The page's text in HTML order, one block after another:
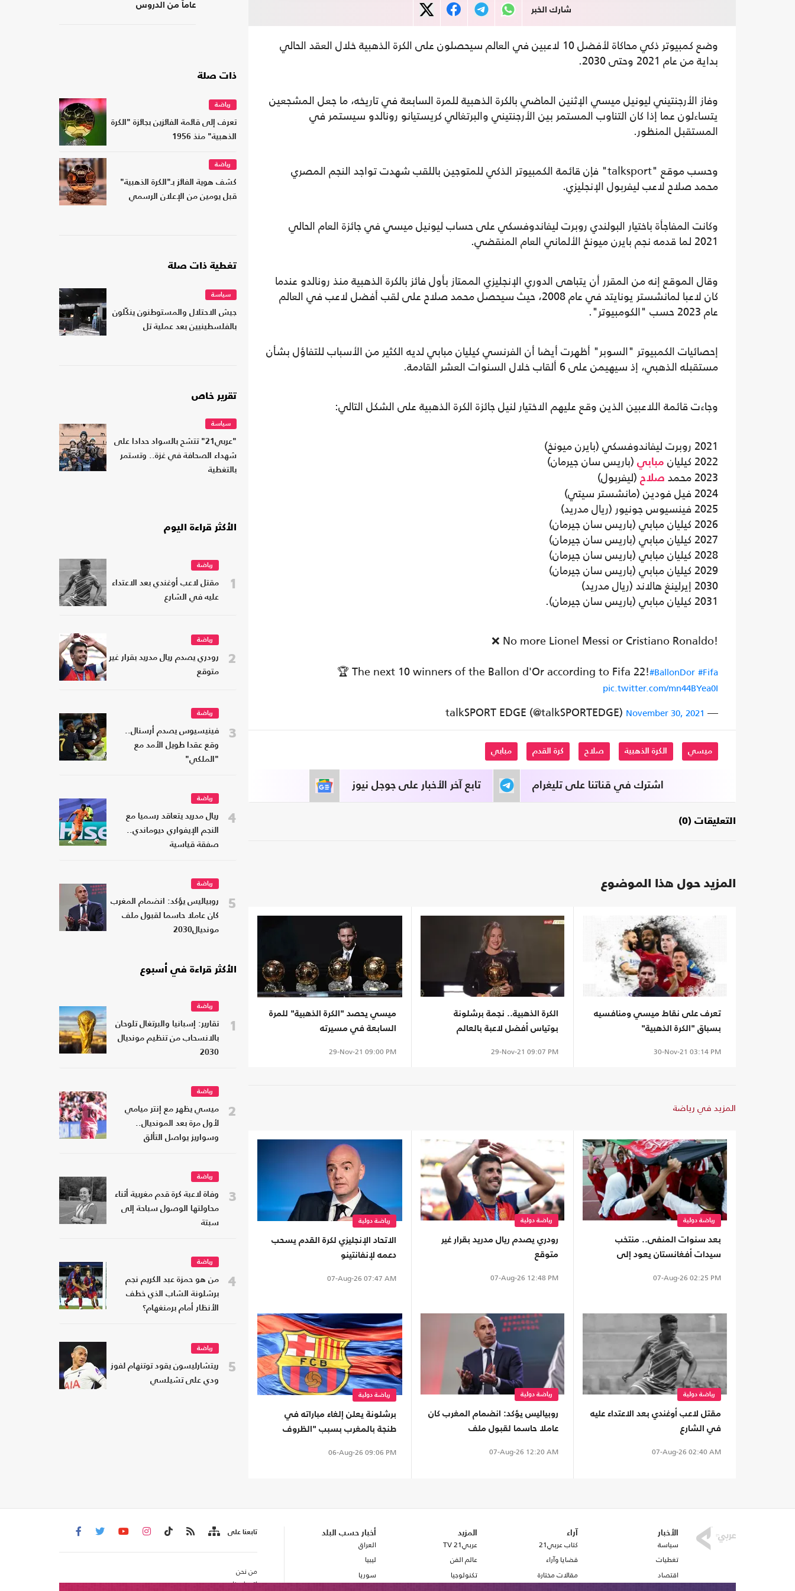
شارك الخبر
وضع كمبيوتر ذكي محاكاة لأفضل 10 لاعبين في العالم سيحصلون على الكرة الذهبية خلال العقد الحالي
بداية من عام 2021 وحتى 2030.
وفاز الأرجنتيني ليونيل ميسي الإثنين الماضي بالكرة الذهبية للمرة السابعة في تاريخه، ما جعل المشجعين
يتساءلون عما إذا كان التناوب المستمر بين الأرجنتيني والبرتغالي كريستيانو رونالدو سيستمر في
المستقبل المنظور.
وحسب موقع "talksport" فإن قائمة الكمبيوتر الذكي للمتوجين باللقب شهدت تواجد النجم المصري
محمد صلاح لاعب ليفربول الإنجليزي.
وكانت المفاجأة باختيار البولندي روبرت ليفاندوفسكي على حساب ليونيل ميسي في جائزة العام الحالي
2021 لما قدمه نجم بايرن ميونخ الألماني العام المنقضي.
وقال الموقع إنه من المقرر أن يتباهى الدوري الإنجليزي الممتاز بأول فائز بالكرة الذهبية منذ رونالدو عندما
كان لاعبا لمانشستر يونايتد في عام 2008، حيث سيحصل محمد صلاح على لقب أفضل لاعب في العالم
عام 2023 حسب "الكومبيوتر".
إحصائيات الكمبيوتر "السوبر" أظهرت أيضا أن الفرنسي كيليان مبابي لديه الكثير من الأسباب للتفاؤل بشأن
مستقبله الذهبي، إذ سيهيمن على 6 ألقاب خلال السنوات العشر القادمة.
وجاءت قائمة اللاعبين الذين وقع عليهم الاختيار لنيل جائزة الكرة الذهبية على الشكل التالي:
2021 روبرت ليفاندوفسكي (بايرن ميونخ)
2022 كيليان
مبابي (باريس سان جيرمان)
2023 محمد
صلاح (ليفربول)
2024 فيل فودين (مانشستر سيتي)
2025 فينسيوس جونيور (ريال مدريد)
2026 كيليان مبابي (باريس سان جيرمان)
2027 كيليان مبابي (باريس سان جيرمان)
2028 كيليان مبابي (باريس سان جيرمان)
2029 كيليان مبابي (باريس سان جيرمان)
2030 إيرلينغ هالاند (ريال مدريد)
2031 كيليان مبابي (باريس سان جيرمان).
❌ No more Lionel Messi or Cristiano Ronaldo!
🏆 The next 10 winners of the Ballon d'Or according to Fifa 22!#BallonDor #Fifa
pic.twitter.com/mn44BYea0I
— talkSPORT EDGE (@talkSPORTEDGE)
November 30, 2021
ميسي الكرة الذهبية صلاح كرة القدم مبابي
تابع آخر الأخبار على جوجل نيوز اشترك في قناتنا على تليغرام
التعليقات (0)
المزيد حول هذا الموضوع
تعرف على نقاط ميسي ومنافسيه
بسباق "الكرة الذهبية"
30-Nov-21 03:14 PM
الكرة الذهبية.. نجمة برشلونة
بوتياس أفضل لاعبة بالعالم
29-Nov-21 09:07 PM
ميسي يحصد "الكرة الذهبية" للمرة
السابعة في مسيرته
29-Nov-21 09:00 PM
المزيد في رياضة
رياضة دولية
بعد سنوات المنفى.. منتخب
سيدات أفغانستان يعود إلى
07-Aug-26 02:25 PM
رياضة دولية
رودري يصدم ريال مدريد بقرار غير
متوقع
07-Aug-26 12:48 PM
رياضة دولية
الاتحاد الإنجليزي لكرة القدم يسحب
دعمه لإنفانتينو
07-Aug-26 07:47 AM
رياضة دولية
مقتل لاعب أوغندي بعد الاعتداء عليه
في الشارع
07-Aug-26 02:40 AM
رياضة دولية
روبياليس يؤكد: انضمام المغرب كان
عاملا حاسما لقبول ملف
07-Aug-26 12:20 AM
رياضة دولية
برشلونة يعلن إلغاء مباراته في
طنجة بالمغرب بسبب "الظروف
06-Aug-26 09:06 PM
عاماً من الدروس
ذات صلة
رياضة
تعرف إلى قائمة الفائزين بجائزة "الكرة
الذهبية" منذ 1956
رياضة
كشف هوية الفائز بـ"الكرة الذهبية"
قبل يومين من الإعلان الرسمي
تغطية ذات صلة
سياسة
جيش الاحتلال والمستوطنون ينكّلون
بالفلسطينيين بعد عملية تل
تقرير خاص
سياسة
"عربي21" تتشح بالسواد حدادا على
شهداء الصحافة في غزة.. وتستمر
بالتغطية
الأكثر قراءة اليوم
1
رياضة
مقتل لاعب أوغندي بعد الاعتداء
عليه في الشارع
2
رياضة
رودري يصدم ريال مدريد بقرار غير
متوقع
3
رياضة
فينيسيوس يصدم أرسنال..
وقع عقدا طويل الأمد مع
"الملكي"
4
رياضة
ريال مدريد يتعاقد رسميا مع
النجم الإيفواري ديوماندي..
صفقة قياسية
5
رياضة
روبياليس يؤكد: انضمام المغرب
كان عاملا حاسما لقبول ملف
مونديال2030
الأكثر قراءة في أسبوع
1
رياضة
تقارير: إسبانيا والبرتغال تلوحان
بالانسحاب من تنظيم مونديال
2030
2
رياضة
ميسي يظهر مع إنتر ميامي
لأول مرة بعد المونديال..
وسواريز يواصل التألق
3
رياضة
وفاة لاعبة كرة قدم مغربية أثناء
محاولتها الوصول سباحة إلى
سبتة
4
رياضة
من هو حمزة عبد الكريم نجم
برشلونة الشاب الذي خطف
الأنظار أمام برمنغهام؟
5
رياضة
ريتشارليسون يقود توتنهام لفوز
ودي على تشيلسي
الأخبار
سياسة
تغطيات
اقتصاد
آراء
كتاب عربي21
قضايا وآراء
مقالات مختارة
المزيد
عربي21 TV
عالم الفن
تكنولوجيا
أخبار حسب البلد
العراق
ليبيا
سوريا
تابعنا على
من نحن
اتصل بنا